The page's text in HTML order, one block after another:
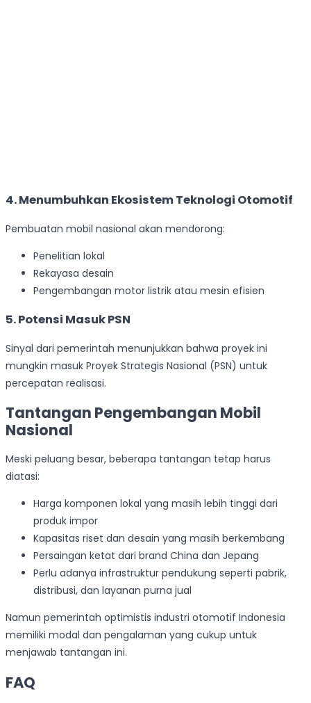
4. Menumbuhkan Ekosistem Teknologi Otomotif
Pembuatan mobil nasional akan mendorong:
Penelitian lokal
Rekayasa desain
Pengembangan motor listrik atau mesin efisien
5. Potensi Masuk PSN
Sinyal dari pemerintah menunjukkan bahwa proyek ini
mungkin masuk Proyek Strategis Nasional (PSN) untuk
percepatan realisasi.
Tantangan Pengembangan Mobil
Nasional
Meski peluang besar, beberapa tantangan tetap harus
diatasi:
Harga komponen lokal yang masih lebih tinggi dari
produk impor
Kapasitas riset dan desain yang masih berkembang
Persaingan ketat dari brand China dan Jepang
Perlu adanya infrastruktur pendukung seperti pabrik,
distribusi, dan layanan purna jual
Namun pemerintah optimistis industri otomotif Indonesia
memiliki modal dan pengalaman yang cukup untuk
menjawab tantangan ini.
FAQ